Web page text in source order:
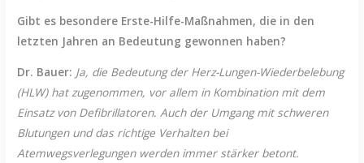
Gibt es besondere Erste-Hilfe-Maßnahmen, die in den
letzten Jahren an Bedeutung gewonnen haben?
Dr. Bauer: Ja, die Bedeutung der Herz-Lungen-Wiederbelebung
(HLW) hat zugenommen, vor allem in Kombination mit dem
Einsatz von Defibrillatoren. Auch der Umgang mit schweren
Blutungen und das richtige Verhalten bei
Atemwegsverlegungen werden immer stärker betont.